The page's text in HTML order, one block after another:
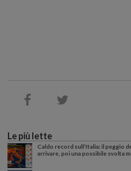
Le più lette
Caldo record sull'Italia: il peggio
arrivare, poi una possibile svolta